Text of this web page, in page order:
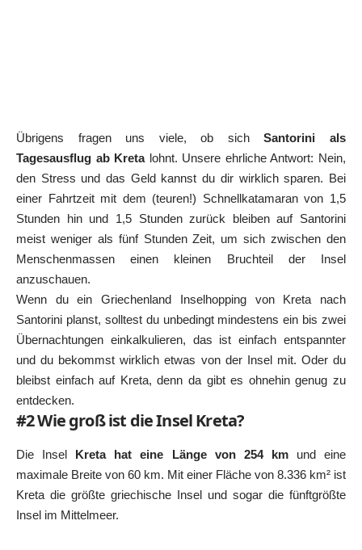
Übrigens fragen uns viele, ob sichSantorini als
Tagesausflug ab Kretalohnt. Unsere ehrliche Antwort: Nein,
den Stress und das Geld kannst du dir wirklich sparen. Bei
einer Fahrtzeit mit dem (teuren!) Schnellkatamaran von 1,5
Stunden hin und 1,5 Stunden zurück bleiben auf Santorini
meist weniger als fünf Stunden Zeit, um sich zwischen den
Menschenmassen einen kleinen Bruchteil der Insel
anzuschauen.
Wenn du einGriechenland Inselhoppingvon Kreta nach
Santorini planst, solltest du unbedingt mindestens ein bis zwei
Übernachtungen einkalkulieren, das ist einfach entspannter
und du bekommst wirklich etwas von der Insel mit. Oder du
bleibst einfach auf Kreta, denn da gibt es ohnehin genug zu
entdecken.
#2 Wie groß ist die Insel Kreta?
Die Insel Kreta hat eine Länge von 254 kmund eine
maximale Breite von 60 km. Mit einer Fläche von 8.336 km² ist
Kreta die größte griechische Insel und sogar die fünftgrößte
Insel im Mittelmeer.